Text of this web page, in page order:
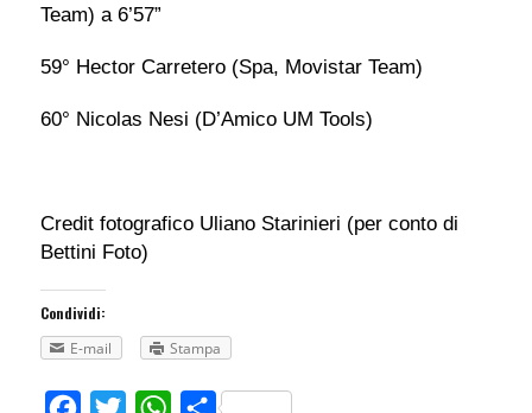
Team) a 6’57”
59° Hector Carretero (Spa, Movistar Team)
60° Nicolas Nesi (D’Amico UM Tools)
Credit fotografico Uliano Starinieri (per conto di
Bettini Foto)
Condividi:
E-mail
Stampa